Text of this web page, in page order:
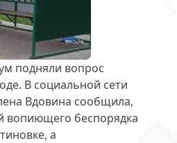
подняли вопрос
В социальной сети
Вдовина сообщила,
вопиющего беспорядка
а